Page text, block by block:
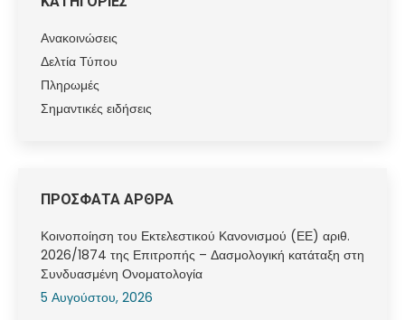
Ανακοινώσεις
Δελτία Τύπου
Πληρωμές
Σημαντικές ειδήσεις
ΠΡΟΣΦΑΤΑ ΑΡΘΡΑ
Κοινοποίηση του Εκτελεστικού Κανονισμού (ΕΕ) αριθ.
2026/1874 της Επιτροπής – Δασμολογική κατάταξη στη
Συνδυασμένη Ονοματολογία
5 Αυγούστου, 2026